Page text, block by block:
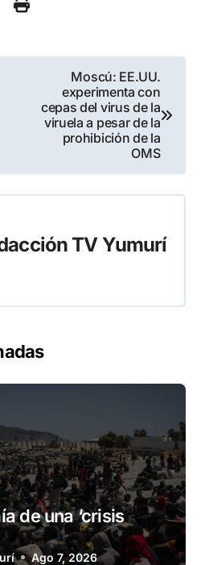
Moscú: EE.UU.
experimenta con
cepas del virus de la
viruela a pesar de la
prohibición de la
OMS
TV Yumurí
de una ‘crisis
Ago 7, 2026